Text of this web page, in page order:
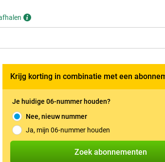
Krijg korting in combinatie met een
Je huidige 06-nummer houden?
Nee, nieuw nummer
Ja, mijn 06-nummer houden
Zoek abonnementen